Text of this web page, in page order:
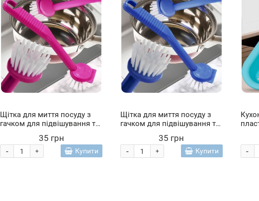
Щітка для миття посуду з
гачком для підвішування та
35 грн
+
- Купити
Щітка для миття посуду з
гачком для підвішування та
35 грн
+
- Купити -